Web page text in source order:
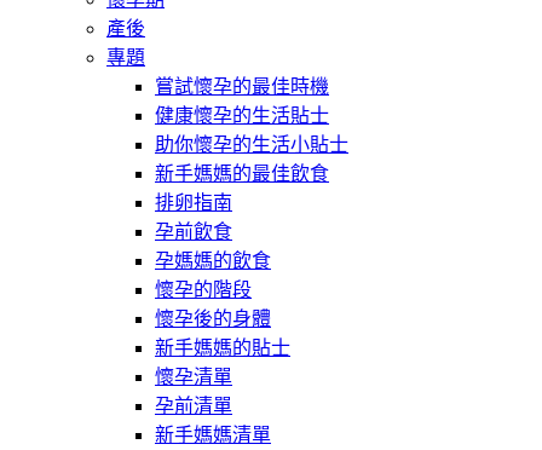
產後
專題
嘗試懷孕的最佳時機
健康懷孕的生活貼士
助你懷孕的生活小貼士
新手媽媽的最佳飲食
排卵指南
孕前飲食
孕媽媽的飲食
懷孕的階段
懷孕後的身體
新手媽媽的貼士
懷孕清單
孕前清單
新手媽媽清單